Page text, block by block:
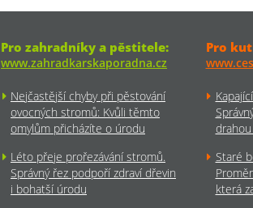
Pro zahradníky a pěstitele:
www.zahradkarskaporadna.cz
Nejčastější chyby při pěstování
ovocných stromů: Kvůli těmto
omylům přicházíte o úrodu
Léto přeje prořezávání stromů.
Správný řez podpoří zdraví dřevin
i bohatší úrodu
Pro
Staré
která